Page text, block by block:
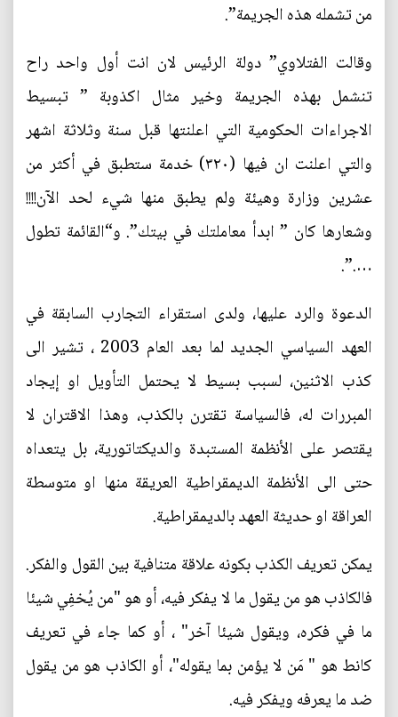
من تشمله هذه الجريمة”.
وقالت الفتلاوي” دولة الرئيس لان انت أول واحد راح
تنشمل بهذه الجريمة وخير مثال اكذوبة ” تبسيط
الاجراءات الحكومية التي اعلنتها قبل سنة وثلاثة اشهر
والتي اعلنت ان فيها (٣٢٠) خدمة ستطبق في أكثر من
عشرين وزارة وهيئة ولم يطبق منها شيء لحد الآن!!!!
وشعارها كان ” ابدأ معاملتك في بيتك”. و“القائمة تطول
….”.
الدعوة والرد عليها، ولدى استقراء التجارب السابقة في
العهد السياسي الجديد لما بعد العام 2003 ، تشير الى
كذب الاثنين، لسبب بسيط لا يحتمل التأويل او إيجاد
المبررات له، فالسياسة تقترن بالكذب، وهذا الاقتران لا
يقتصر على الأنظمة المستبدة والديكتاتورية، بل يتعداه
حتى الى الأنظمة الديمقراطية العريقة منها او متوسطة
العراقة او حديثة العهد بالديمقراطية.
يمكن تعريف الكذب بكونه علاقة متنافية بين القول والفكر.
فالكاذب هو من يقول ما لا يفكر فيه، أو هو "من يُخفِي شيئا
ما في فكره، ويقول شيئا آخر" ، أو كما جاء في تعريف
كانط هو " مَن لا يؤمن بما يقوله"، أو الكاذب هو من يقول
ضد ما يعرفه ويفكر فيه.